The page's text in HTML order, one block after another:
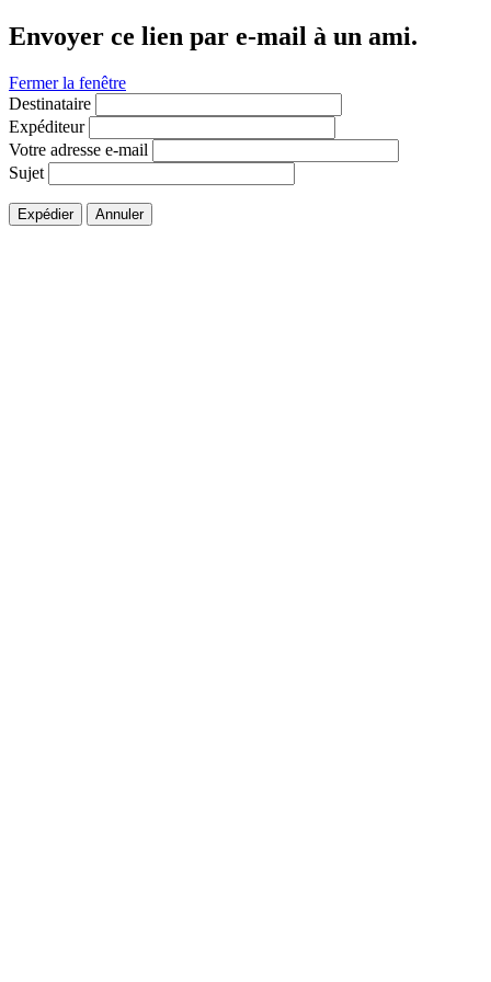
Envoyer ce lien par e-mail à un ami.
Fermer la fenêtre
Destinataire
Expéditeur
Votre adresse e-mail
Sujet
Expédier Annuler